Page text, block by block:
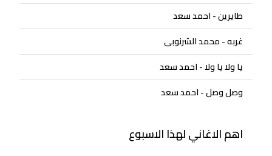
طايرين - احمد سعد
غربه - محمد الشرنوبى
يا ولا يا ولا - احمد سعد
وصل وصل - احمد سعد
اهم الاغاني لهذا الاسبوع